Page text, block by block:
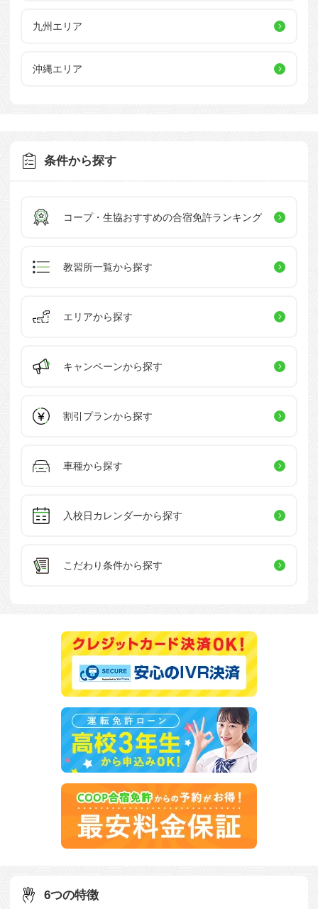
九州エリア
沖縄エリア
条件から探す
コープ・生協おすすめの合宿免許ランキング
教習所一覧から探す
エリアから探す
キャンペーンから探す
割引プランから探す
車種から探す
入校日カレンダーから探す
こだわり条件から探す
6つの特徴